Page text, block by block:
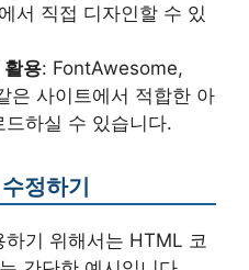
서 직접 디자인할 수 있
활용: FontAwesome,
은 사이트에서 적합한 아
하실 수 있습니다.
정하기
기 위해서는 HTML 코